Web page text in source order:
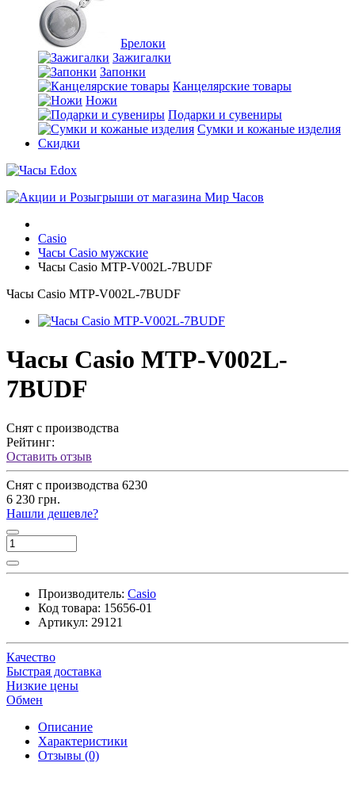
Брелоки
Зажигалки
Запонки
Канцелярские товары
Ножи
Подарки и сувениры
Сумки и кожаные изделия
Скидки
Casio
Часы Casio мужские
Часы Casio MTP-V002L-7BUDF
Часы Casio MTP-V002L-7BUDF
Часы Casio MTP-V002L-
7BUDF
Снят с производства
Рейтинг:
Оставить отзыв
Снят с производства 6230
6 230 грн.
Нашли дешевле?
Производитель: Casio
Код товара: 15656-01
Артикул: 29121
Качество
Быстрая доставка
Низкие цены
Обмен
Описание
Характеристики
Отзывы (0)